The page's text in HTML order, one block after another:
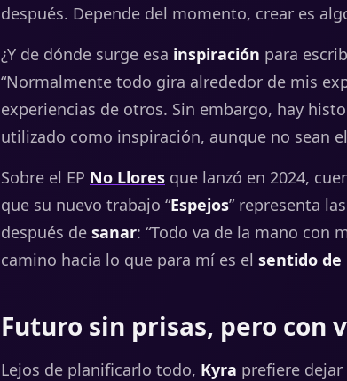
después. Depende del momento, crear es
¿Y de dónde surge esa inspiración para
“Normalmente todo gira alrededor de mis
experiencias de otros. Sin embargo, hay
utilizado como inspiración, aunque no sean el
Sobre el EP No Llores que lanzó en 2024,
que su nuevo trabajo “Espejos” representa
después de sanar: “Todo va de la mano con
camino hacia lo que para mí es el sentido de
Futuro sin prisas, pero con
Lejos de planificarlo todo, Kyra prefiere dejar